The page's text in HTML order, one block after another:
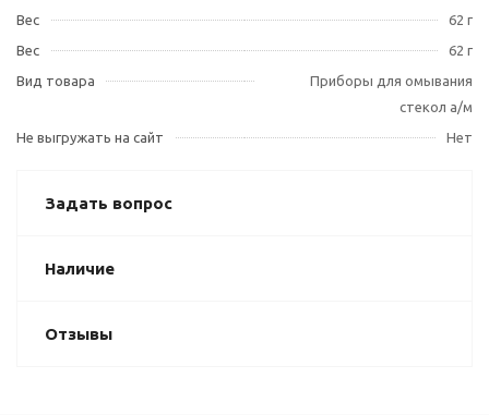
Вес
62 г
Вес
62 г
Вид товара
Приборы для омывания
стекол а/м
Не выгружать на сайт
Нет
Задать вопрос
Наличие
Отзывы